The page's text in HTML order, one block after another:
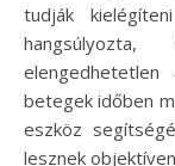
tudják
betegek időben
eszköz
lesznek